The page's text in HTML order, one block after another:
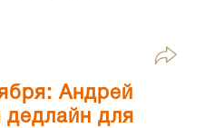
Андрей
дедлайн для